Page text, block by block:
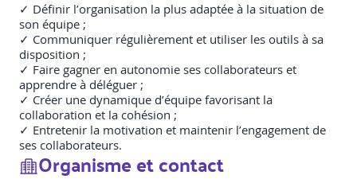
✓ Définir l’organisation la plus adaptée à la situation de
son équipe ;
✓ Communiquer régulièrement et utiliser les outils à sa
disposition ;
✓ Faire gagner en autonomie ses collaborateurs et
apprendre à déléguer ;
✓ Créer une dynamique d’équipe favorisant la
collaboration et la cohésion ;
✓ Entretenir la motivation et maintenir l’engagement de
ses collaborateurs.
Organisme et contact